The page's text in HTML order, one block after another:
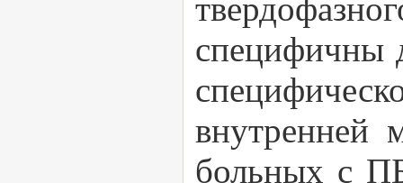
специфичны
внутренней
больных с